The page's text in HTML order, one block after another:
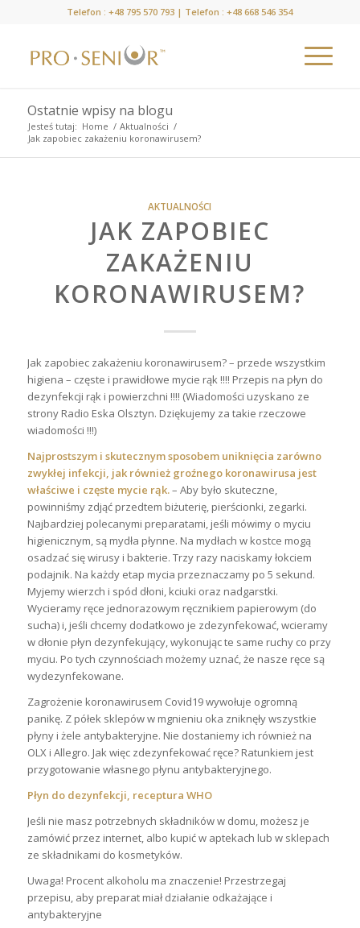
Telefon :+48 795 570 793 | Telefon :+48 668 546 354
Ostatnie wpisy na blogu
Jesteś tutaj: Home / Aktualności /
Jak zapobiec zakażeniu koronawirusem?
AKTUALNOŚCI
JAK ZAPOBIEC
ZAKAŻENIU
KORONAWIRUSEM?
Jak zapobiec zakażeniu koronawirusem? – przede wszystkim
higiena – częste i prawidłowe mycie rąk !!!! Przepis na płyn do
dezynfekcji rąk i powierzchni !!!! (Wiadomości uzyskano ze
strony Radio Eska Olsztyn. Dziękujemy za takie rzeczowe
wiadomości !!!)
Najprostszym i skutecznym sposobem uniknięcia zarówno
zwykłej infekcji, jak również groźnego koronawirusa jest
właściwe i częste mycie rąk.– Aby było skuteczne,
powinniśmy zdjąć przedtem biżuterię, pierścionki, zegarki.
Najbardziej polecanymi preparatami, jeśli mówimy o myciu
higienicznym, są mydła płynne. Na mydłach w kostce mogą
osadzać się wirusy i bakterie. Trzy razy naciskamy łokciem
podajnik. Na każdy etap mycia przeznaczamy po 5 sekund.
Myjemy wierzch i spód dłoni, kciuki oraz nadgarstki.
Wycieramy ręce jednorazowym ręcznikiem papierowym (do
sucha) i, jeśli chcemy dodatkowo je zdezynfekować, wcieramy
w dłonie płyn dezynfekujący, wykonując te same ruchy co przy
myciu. Po tych czynnościach możemy uznać, że nasze ręce są
wydezynfekowane.
Zagrożenie koronawirusem Covid19 wywołuje ogromną
panikę. Z półek sklepów w mgnieniu oka zniknęły wszystkie
płyny i żele antybakteryjne. Nie dostaniemy ich również na
OLX i Allegro. Jak więc zdezynfekować ręce? Ratunkiem jest
przygotowanie własnego płynu antybakteryjnego.
Płyn do dezynfekcji, receptura WHO
Jeśli nie masz potrzebnych składników w domu, możesz je
zamówić przez internet, albo kupić w aptekach lub w sklepach
ze składnikami do kosmetyków.
Uwaga! Procent alkoholu ma znaczenie! Przestrzegaj
przepisu, aby preparat miał działanie odkażające i
antybakteryjne